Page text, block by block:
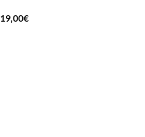
19,00€